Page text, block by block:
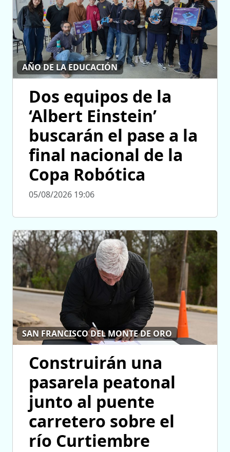
AÑO DE LA EDUCACIÓN
Dos equipos de la
‘Albert Einstein’
buscarán el pase a la
final nacional de la
Copa Robótica
05/08/2026 19:06
SAN FRANCISCO DEL MONTE DE ORO
Construirán una
pasarela peatonal
junto al puente
carretero sobre el
río Curtiembre